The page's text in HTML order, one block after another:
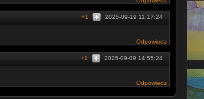
2025-09-19 11:17:24
+1
Odpowiedz
2025-09-09 14:55:24
+1
Odpowiedz